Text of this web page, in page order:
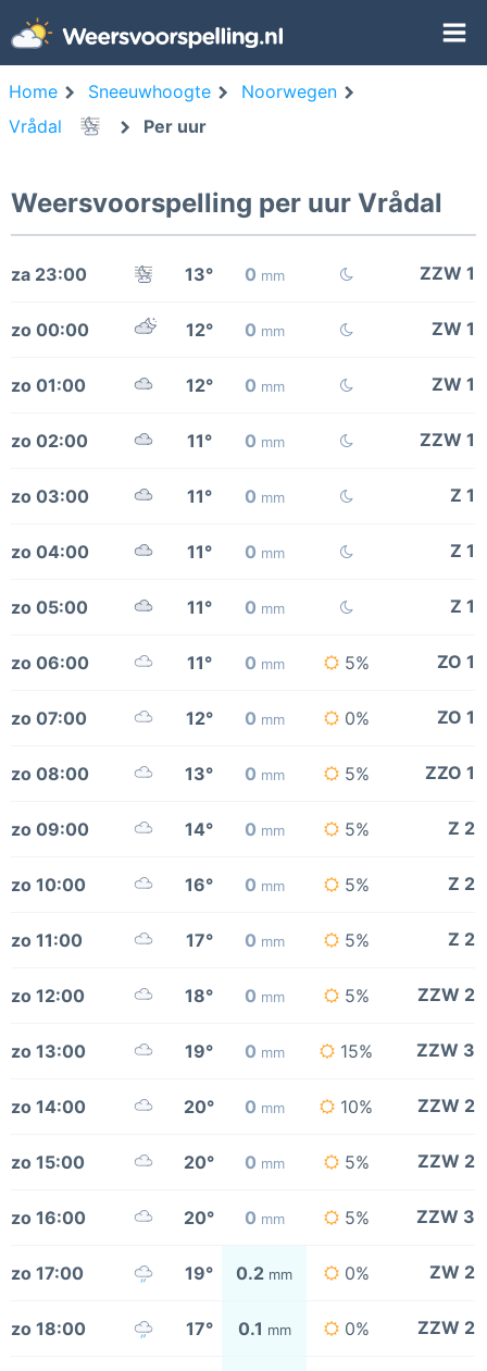
Home Sneeuwhoogte
Noorwegen
Vrådal
Per uur
Weersvoorspelling per uur Vrådal
za 23:00 13° 0 mm ZZW 1
zo 00:00 12° 0 mm ZW 1
zo 01:00 12° 0 mm ZW 1
zo 02:00 11° 0 mm ZZW 1
zo 03:00 11° 0 mm Z 1
zo 04:00 11° 0 mm Z 1
zo 05:00 11° 0 mm Z 1
zo 06:00 11° 0 mm 5% ZO 1
zo 07:00 12° 0 mm 0% ZO 1
zo 08:00 13° 0 mm 5% ZZO 1
zo 09:00 14° 0 mm 5% Z 2
zo 10:00 16° 0 mm 5% Z 2
zo 11:00 17° 0 mm 5% Z 2
zo 12:00 18° 0 mm 5% ZZW 2
zo 13:00 19° 0 mm 15% ZZW 3
zo 14:00 20° 0 mm 10% ZZW 2
zo 15:00 20° 0 mm 5% ZZW 2
zo 16:00 20° 0 mm 5% ZZW 3
zo 17:00 19° 0.2 mm 0% ZW 2
zo 18:00 17° 0.1 mm 0% ZZW 2